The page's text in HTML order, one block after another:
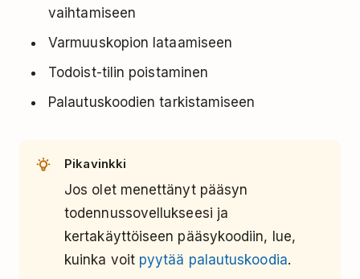
vaihtamiseen
Varmuuskopion lataamiseen
Todoist-tilin poistaminen
Palautuskoodien tarkistamiseen
Pikavinkki
Jos olet menettänyt pääsyn
todennussovellukseesi ja
kertakäyttöiseen pääsykoodiin, lue,
kuinka voit pyytää palautuskoodia.